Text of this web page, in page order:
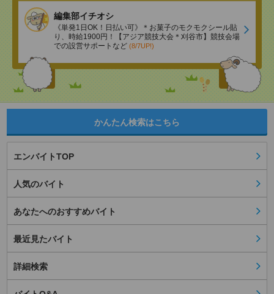
編集部イチオシ
《単発1日OK！日払い可》＊お菓子のモクモクシール貼
り、時給1900円！【アジア競技大会＊刈谷市】競技会場
での設営サポートなど (8/7UP!)
かんたん検索はこちら
エンバイトTOP
人気のバイト
あなたへのおすすめバイト
最近見たバイト
詳細検索